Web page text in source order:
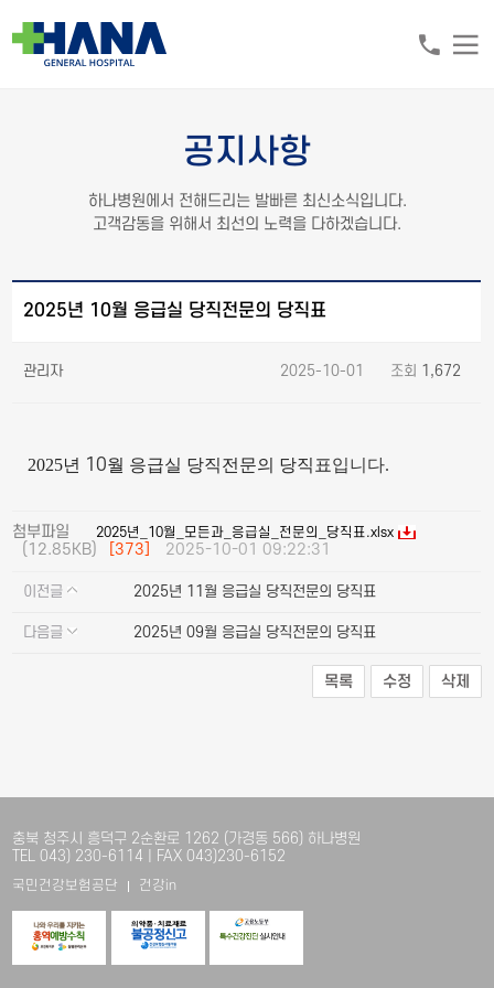
공지사항
하나병원에서 전해드리는 발빠른 최신소식입니다.
고객감동을 위해서 최선의 노력을 다하겠습니다.
2025년 10월 응급실 당직전문의 당직표
관리자 2025-10-01 조회 1,672
2025년 10월 응급실 당직전문의 당직표입니다.
첨부파일 2025년_10월_모든과_응급실_전문의_당직표.xlsx
(12.85KB) [373] 2025-10-01 09:22:31
이전글 2025년 11월 응급실 당직전문의 당직표
다음글 2025년 09월 응급실 당직전문의 당직표
목록 수정 삭제
충북 청주시 흥덕구 2순환로 1262 (가경동 566) 하나병원
TEL 043) 230-6114 | FAX 043)230-6152
국민건강보험공단 건강in